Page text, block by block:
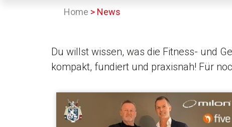
Home > News
Du willst wissen, was die Fitness- und
kompakt, fundiert und praxisnah! Für